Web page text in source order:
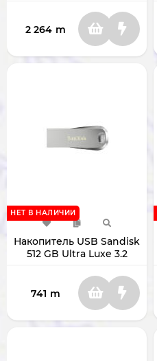
1T00-GN6MA
2 264 m
Накопитель USB Sandisk
512 GB Ultra Luxe 3.2
НЕТ В НАЛИЧИИ
741 m